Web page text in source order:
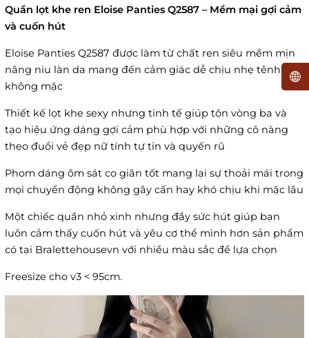
Quần lọt khe ren Eloise Panties Q2587 – Mềm mại gợi cảm
và cuốn hút
Eloise Panties Q2587 được làm từ chất ren siêu mềm mịn
nâng niu làn da mang đến cảm giác dễ chịu nhẹ tênh như
không mặc
Thiết kế lọt khe sexy nhưng tinh tế giúp tôn vòng ba và
tạo hiệu ứng dáng gợi cảm phù hợp với những cô nàng
theo đuổi vẻ đẹp nữ tính tự tin và quyến rũ
Phom dáng ôm sát co giãn tốt mang lại sự thoải mái trong
mọi chuyển động không gây cấn hay khó chịu khi mặc lâu
Một chiếc quần nhỏ xinh nhưng đầy sức hút giúp bạn
luôn cảm thấy cuốn hút và yêu cơ thể mình hơn sản phẩm
có tại Bralettehousevn với nhiều màu sắc để lựa chọn
Freesize cho v3 < 95cm.